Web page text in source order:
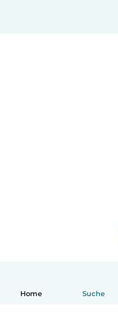
Home Suche